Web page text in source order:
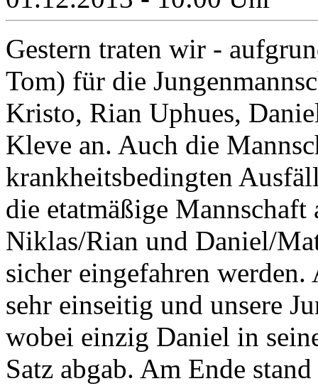
Gestern traten wir -
Tom) für die
Kristo, Rian Uphues,
Kleve an. Auch die
krankheitsbedingten
die etatmäßige
Niklas/Rian und Daniel/
sicher eingefahren
sehr einseitig und unsere
wobei einzig Daniel in
Satz abgab. Am Ende